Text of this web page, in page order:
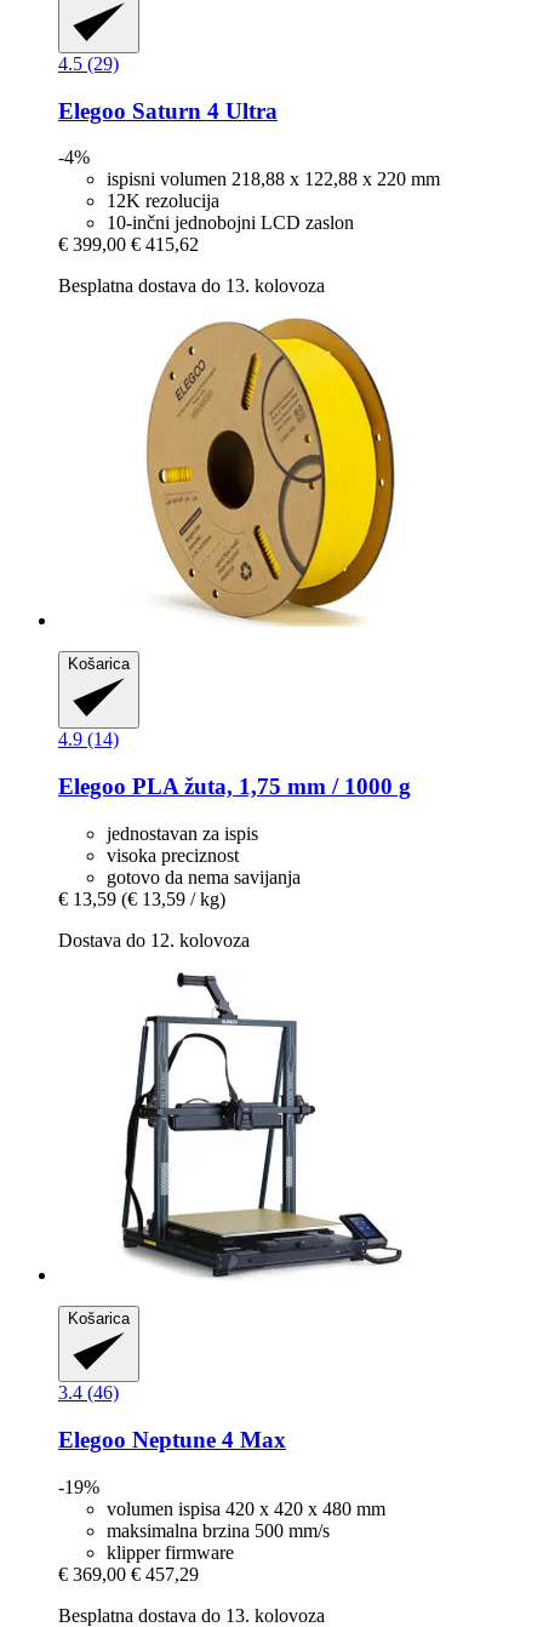
4.5 (29)
Elegoo Saturn 4 Ultra
-4%
ispisni volumen 218,88 x 122,88 x 220 mm
12K rezolucija
10-inčni jednobojni LCD zaslon
€ 399,00 € 415,62
Besplatna dostava do 13. kolovoza
Košarica
4.9 (14)
Elegoo PLA žuta, 1,75 mm / 1000 g
jednostavan za ispis
visoka preciznost
gotovo da nema savijanja
€ 13,59 (€ 13,59 / kg)
Dostava do 12. kolovoza
Košarica
3.4 (46)
Elegoo Neptune 4 Max
-19%
volumen ispisa 420 x 420 x 480 mm
maksimalna brzina 500 mm/s
klipper firmware
€ 369,00 € 457,29
Besplatna dostava do 13. kolovoza